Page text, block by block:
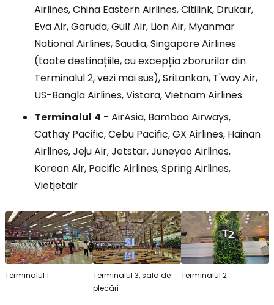
Airlines, China Eastern Airlines, Citilink, Drukair,
Eva Air, Garuda, Gulf Air, Lion Air, Myanmar
National Airlines, Saudia, Singapore Airlines
(toate destinațiile, cu excepția zborurilor din
Terminalul 2, vezi mai sus), SriLankan, T'way Air,
US-Bangla Airlines, Vistara, Vietnam Airlines
Terminalul 4 - AirAsia, Bamboo Airways,
Cathay Pacific, Cebu Pacific, GX Airlines, Hainan
Airlines, Jeju Air, Jetstar, Juneyao Airlines,
Korean Air, Pacific Airlines, Spring Airlines,
Vietjetair
Terminalul 1
Terminalul 3, sala de
plecări
Terminalul 2